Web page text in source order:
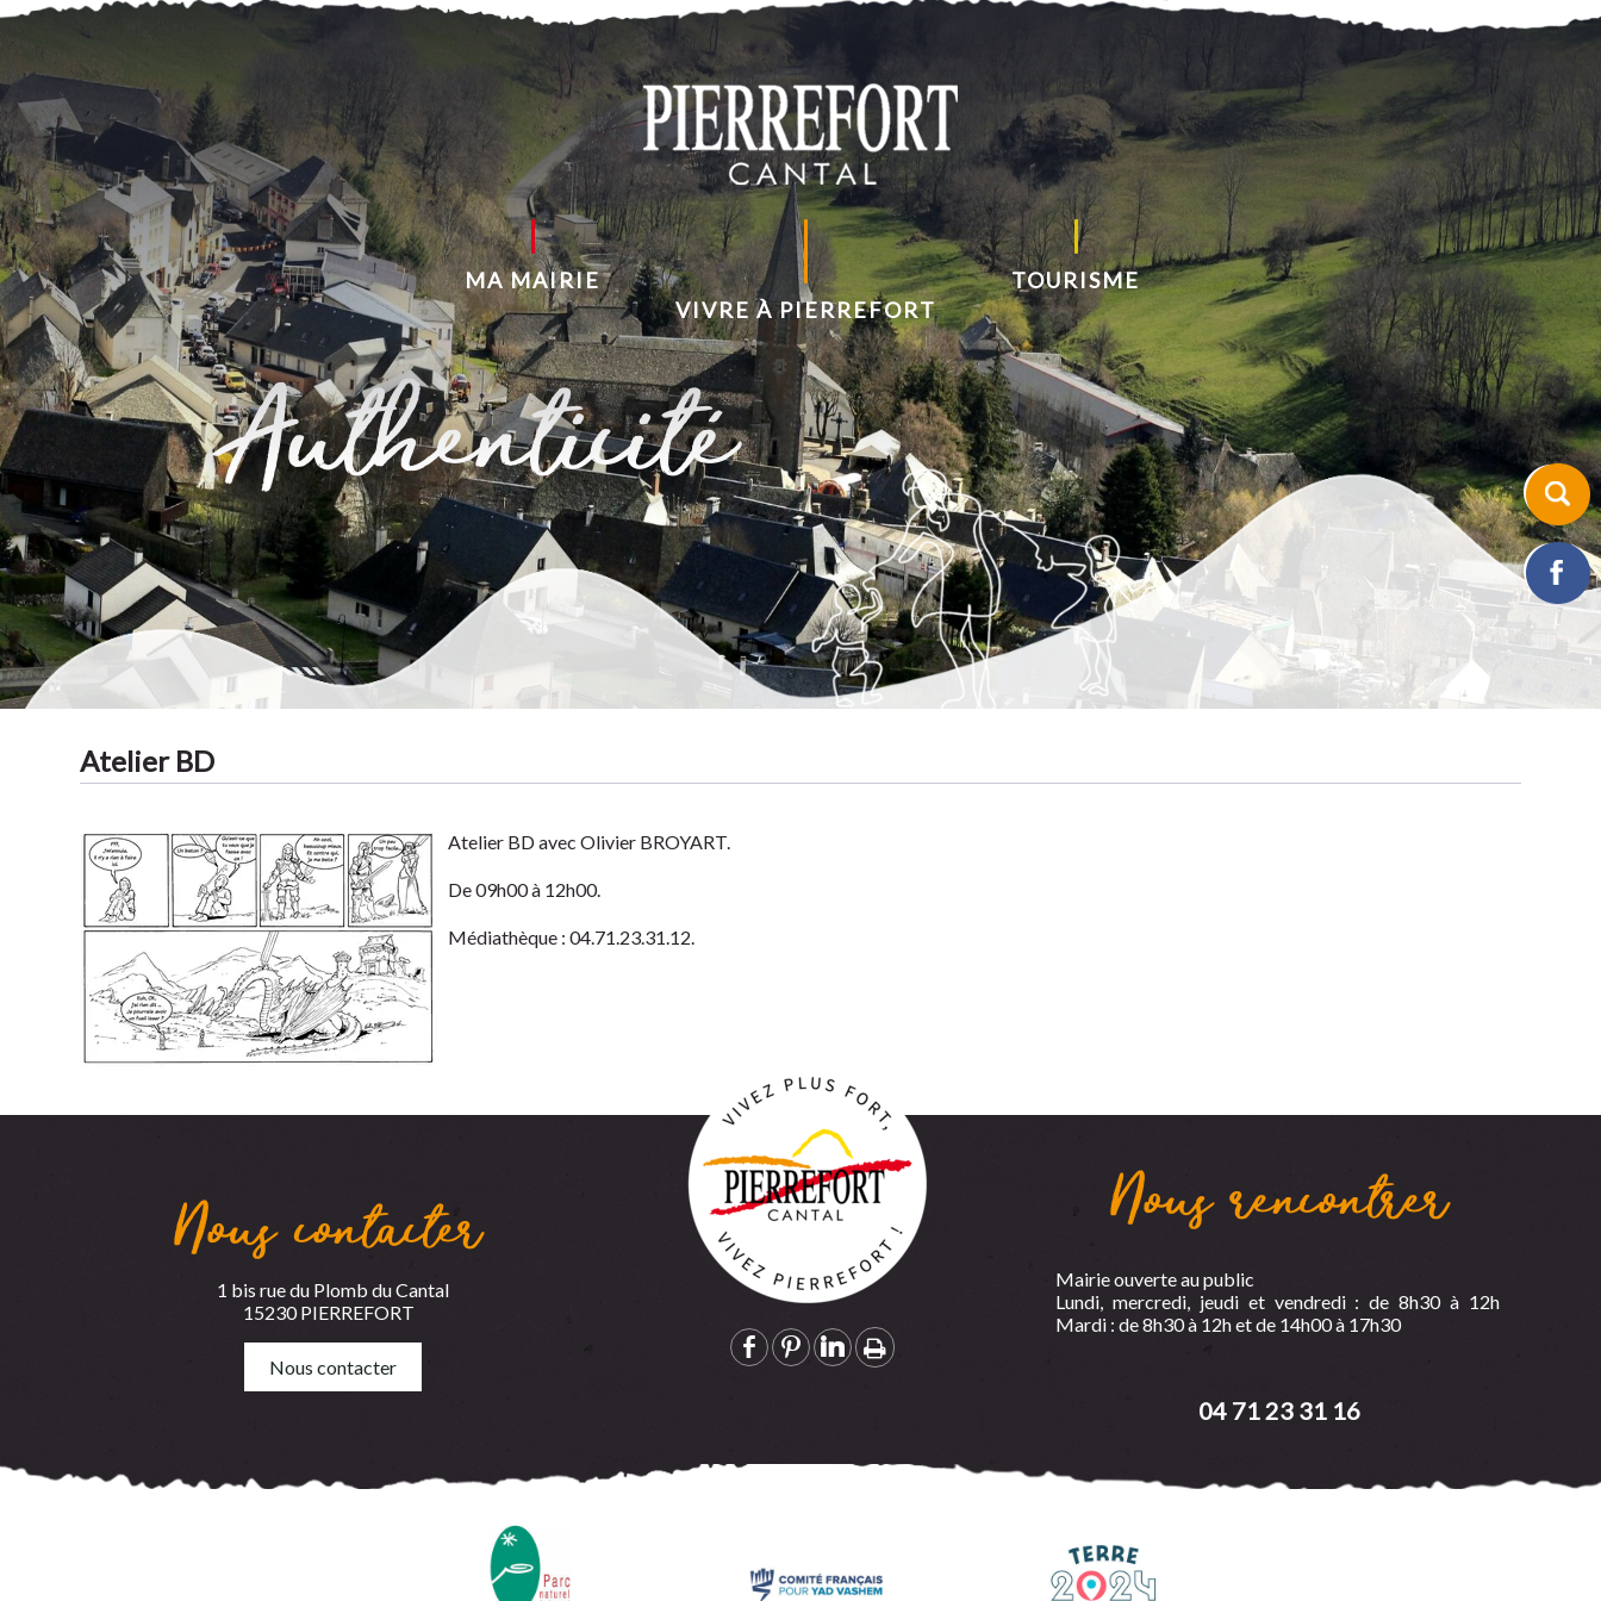
MA MAIRIE
VIVRE À PIERREFORT
TOURISME
Tradition
Authenticité
Atelier BD
Atelier BD avec Olivier BROYART.
De 09h00 à 12h00.
Médiathèque : 04.71.23.31.12.
Retour
Nous contacter
1 bis rue du Plomb du Cantal
15230 PIERREFORT
Nous contacter
Nous rencontrer
Mairie ouverte au public
Lundi, mercredi, jeudi et vendredi : de 8h30 à 12h
Mardi : de 8h30 à 12h et de 14h00 à 17h30
04 71 23 31 16